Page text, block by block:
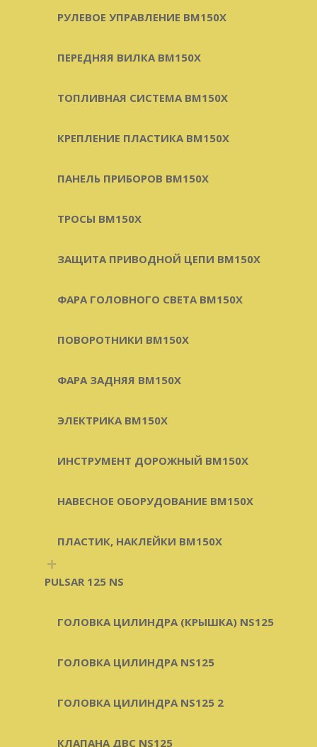
РУЛЕВОЕ УПРАВЛЕНИЕ BM150X
ПЕРЕДНЯЯ ВИЛКА BM150X
ТОПЛИВНАЯ СИСТЕМА BM150X
КРЕПЛЕНИЕ ПЛАСТИКА BM150X
ПАНЕЛЬ ПРИБОРОВ BM150X
ТРОСЫ BM150X
ЗАЩИТА ПРИВОДНОЙ ЦЕПИ BM150X
ФАРА ГОЛОВНОГО СВЕТА BM150X
ПОВОРОТНИКИ BM150X
ФАРА ЗАДНЯЯ BM150X
ЭЛЕКТРИКА BM150X
ИНСТРУМЕНТ ДОРОЖНЫЙ BM150X
НАВЕСНОЕ ОБОРУДОВАНИЕ BM150X
ПЛАСТИК, НАКЛЕЙКИ BM150X
+
PULSAR 125 NS
ГОЛОВКА ЦИЛИНДРА (КРЫШКА) NS125
ГОЛОВКА ЦИЛИНДРА NS125
ГОЛОВКА ЦИЛИНДРА NS125 2
КЛАПАНА ДВС NS125